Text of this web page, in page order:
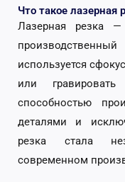
Что такое лазерная
Лазерная резка
используется
или
способностью
деталями и
резка стала
современном